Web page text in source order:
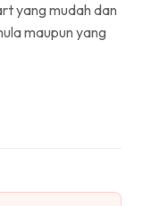
yang mudah dan
maupun yang